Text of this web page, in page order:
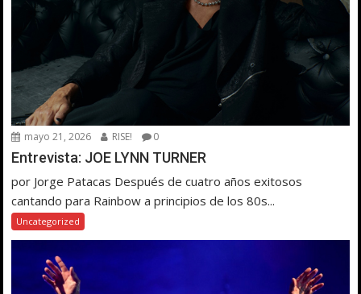
mayo 21, 2026 RISE! 0
Entrevista: JOE LYNN TURNER
por Jorge Patacas Después de cuatro años exitosos
cantando para Rainbow a principios de los 80s...
Uncategorized